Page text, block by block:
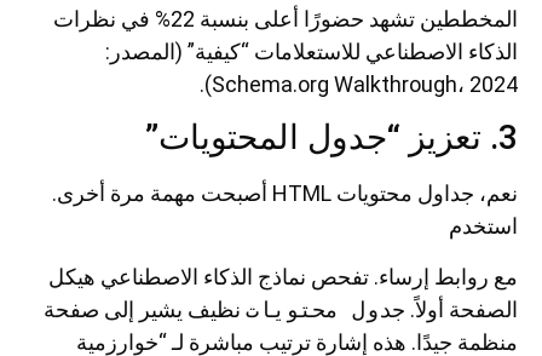
المخططين تشهد حضورًا أعلى بنسبة 22% في نظرات
الذكاء الاصطناعي للاستعلامات “كيفية” (المصدر:
Schema.org Walkthrough، 2024).
3. تعزيز “جدول المحتويات”
نعم، جداول محتويات HTML أصبحت مهمة مرة أخرى.
استخدم
مع روابط إرساء. تفحص نماذج الذكاء الاصطناعي هيكل
الصفحة أولاً. جدول محتويات نظيف يشير إلى صفحة
منظمة جيدًا. هذه إشارة ترتيب مباشرة لـ “خوارزمية